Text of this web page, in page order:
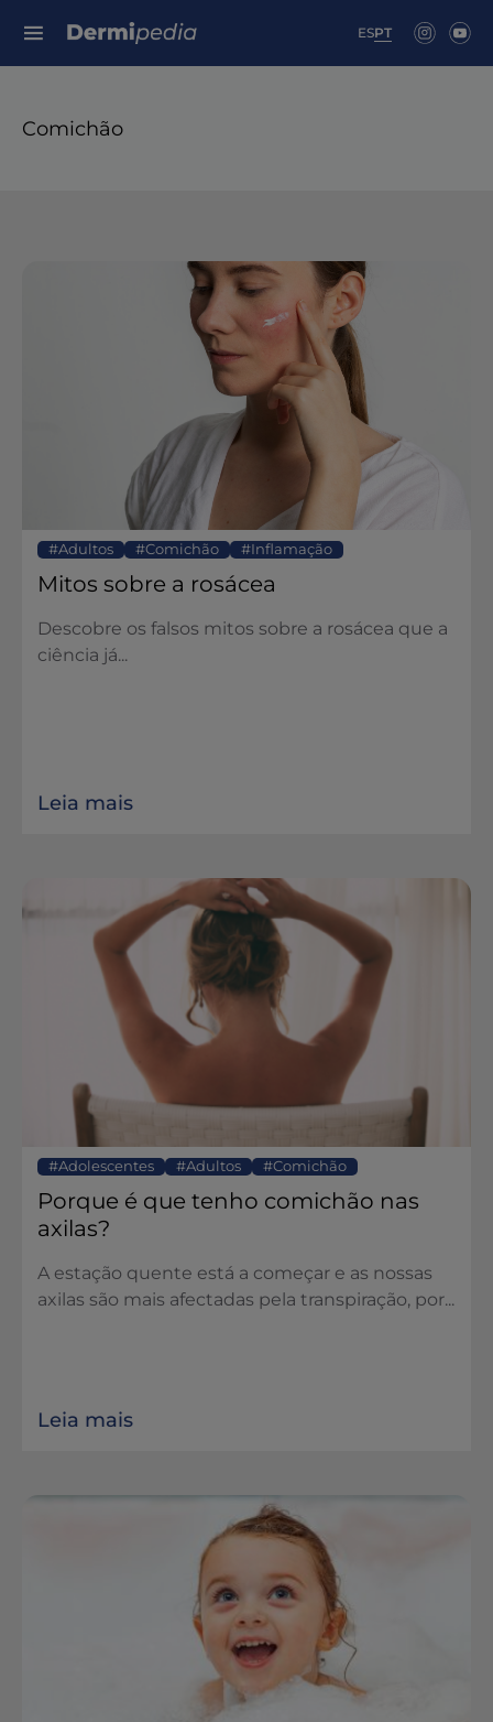
ESPT
Search for:
Comichão
Adultos Comichão Inflamação
Mitos sobre a rosácea
Descobre os falsos mitos sobre a rosácea que a
ciência já...
Leia mais
Adolescentes Adultos Comichão
Porque é que tenho comichão nas
axilas?
A estação quente está a começar e as nossas
axilas são mais afectadas pela transpiração, por...
Leia mais